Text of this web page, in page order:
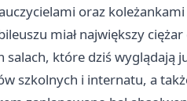
oraz
miał największy
które dziś wyglądają
szkolnych i internatu, a